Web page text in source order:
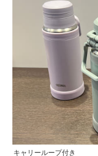
キャリーループ付き